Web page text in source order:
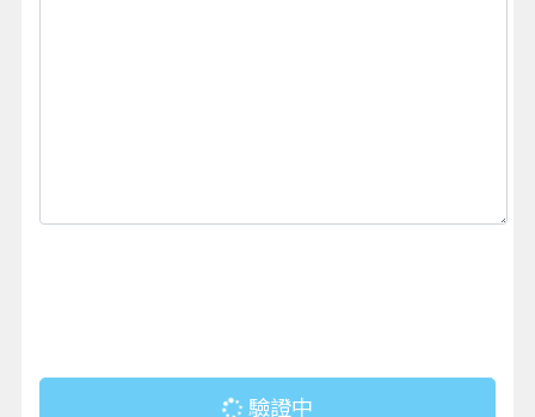
驗證中